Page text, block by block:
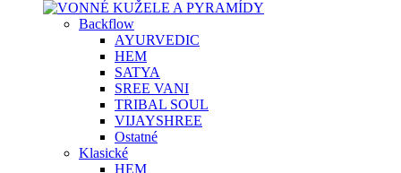
Backflow
AYURVEDIC
HEM
SATYA
SREE VANI
TRIBAL SOUL
VIJAYSHREE
Ostatné
Klasické
HEM